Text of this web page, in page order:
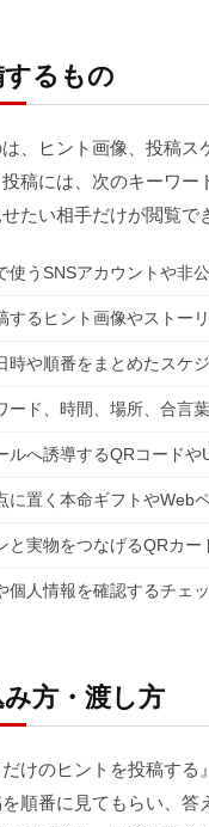
るもの
、ヒント画像、投稿
稿には、次のキーワ
たい相手だけが閲覧で
使うSNSアカウントや非
するヒント画像やストー
時や順番をまとめたスケ
ード、時間、場所、合言
ルへ誘導するQRコードや
に置く本命ギフトやWeb
と実物をつなげるQRカー
個人情報を確認するチェ
方・渡し方
けのヒントを投稿す
順番に見てもらい、